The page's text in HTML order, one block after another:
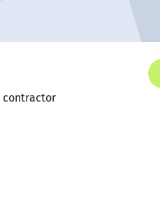
contractor